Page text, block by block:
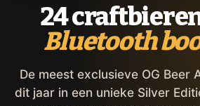
24
Bluetooth
De meest exclusieve OG Beer
dit jaar in een unieke Silver